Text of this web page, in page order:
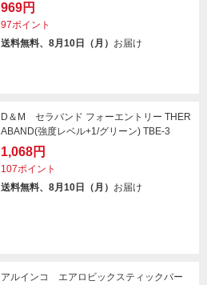
969円
97ポイント
送料無料、8月10日（月） お届け
D＆M セラバンド フォーエントリー THER
ABAND(強度レベル+1/グリーン) TBE-3
1,068円
107ポイント
送料無料、8月10日（月） お届け
アルインコ エアロビックスティックバー